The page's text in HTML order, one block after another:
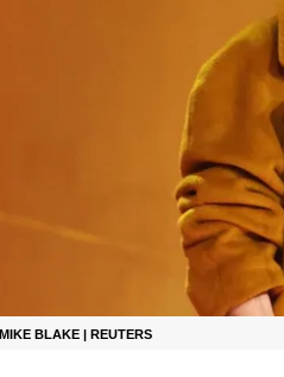
MIKE BLAKE | REUTERS